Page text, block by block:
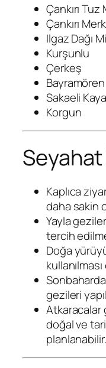
Çankırı Tuz
Çankırı
Ilgaz Dağı
Kurşunlu
Çerkeş
Bayramören
Sakaeli
Korgun
Seyahat
Kaplıca
daha sakin
Yayla
tercih
Doğa
gezileri
Atkaracalar
doğal ve
planlanabilir.